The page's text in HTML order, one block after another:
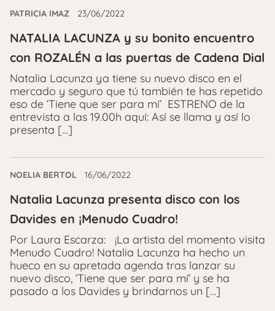
PATRICIA IMAZ 23/06/2022
NATALIA LACUNZA y su bonito encuentro
con ROZALÉN a las puertas de Cadena Dial
Natalia Lacunza ya tiene su nuevo disco en el
mercado y seguro que tú también te has repetido
eso de ‘Tiene que ser para mí’ ESTRENO de la
entrevista a las 19.00h aquí: Así se llama y así lo
presenta […]
NOELIA BERTOL 16/06/2022
Natalia Lacunza presenta disco con los
Davides en ¡Menudo Cuadro!
Por Laura Escarza: ¡La artista del momento visita
Menudo Cuadro! Natalia Lacunza ha hecho un
hueco en su apretada agenda tras lanzar su
nuevo disco, ‘Tiene que ser para mí’ y se ha
pasado a los Davides y brindarnos un […]